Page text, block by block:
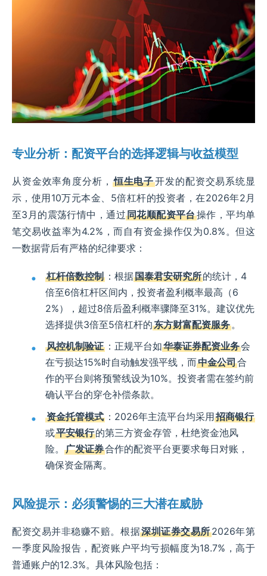
专业分析：配资平台的选择逻辑与收益模型
从资金效率角度分析， 恒生电子开发的配资交易系统显
示，使用10万元本金、5倍杠杆的投资者，在2026年2月
至3月的震荡行情中，通过同花顺配资平台操作，平均单
笔交易收益率为4.2%，而自有资金操作仅为0.8%。但这
一数据背后有严格的纪律要求：
杠杆倍数控制 ：根据国泰君安研究所的统计，4
倍至6倍杠杆区间内，投资者盈利概率最高（6
2%），超过8倍后盈利概率骤降至31%。建议优先
选择提供3倍至5倍杠杆的东方财富配资服务 。
风控机制验证 ：正规平台如华泰证券配资业务会
在亏损达15%时自动触发强平线，而中金公司合
作的平台则将预警线设为10%。投资者需在签约前
确认平台的穿仓补偿条款。
资金托管模式 ：2026年主流平台均采用招商银行
或平安银行的第三方资金存管，杜绝资金池风
险。 广发证券合作的配资平台更要求每日对账，
确保资金隔离。
风险提示：必须警惕的三大潜在威胁
配资交易并非稳赚不赔。根据深圳证券交易所2026年第
一季度风险报告，配资账户平均亏损幅度为18.7%，高于
普通账户的12.3%。具体风险包括：